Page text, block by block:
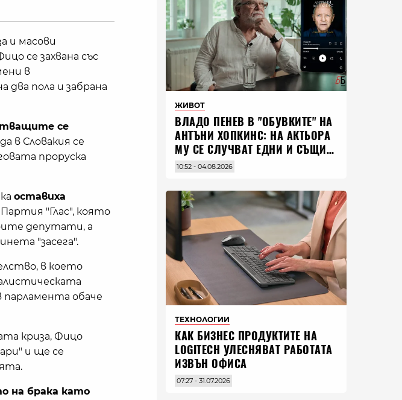
и масови
се захвана със
в
пола и забрана
се
в Словакия се
проруска
оставиха
Партия "Глас", която
депутати, а
"засега".
в което
парламента обаче
криза, Фицо
и ще се
на брака като
ЖИВОТ
ВЛАДO ПЕНЕВ В "ОБУВКИТЕ" НА
АНТЪНИ ХОПКИНС: НА АКТЬОРА
МУ СЕ СЛУЧВАТ ЕДНИ И СЪЩИ
НЕЩА ПО ЦЕЛИЯ СВЯТ
10:52 - 04.08.2026
ТЕХНОЛОГИИ
КАК БИЗНЕС ПРОДУКТИТЕ НА
LOGITECH УЛЕСНЯВАТ РАБОТАТА
ИЗВЪН ОФИСА
07:27 - 31.07.2026